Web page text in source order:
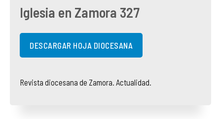
Iglesia en Zamora 327
DESCARGAR HOJA DIOCESANA
Revista diocesana de Zamora. Actualidad.
COMPLIANCE
DOCTRINA DE LA IGLESIA
PASTORAL SAMARITANA
CENTROS SOCIALES
IMÁGENES
VÍDEOS